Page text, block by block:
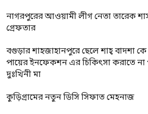
নাগরপুরের আওয়ামী লীগ নেতা তারেক
গ্রেফতার
বগুড়ার শাহজাহানপুরে ছেলে শাহ্ বাদশা
পায়ের ইনফেকশন এর চিকিৎসা করাতে না
দুঃখিনী মা
কুড়িগ্রামের নতুন ডিসি সিফাত মেহনাজ